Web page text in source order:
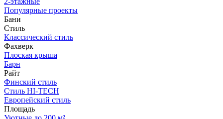
Популярные проекты
Бани
Стиль
Классический стиль
Фахверк
Плоская крыша
Барн
Райт
Финский стиль
Стиль HI-TECH
Европейский стиль
Площадь